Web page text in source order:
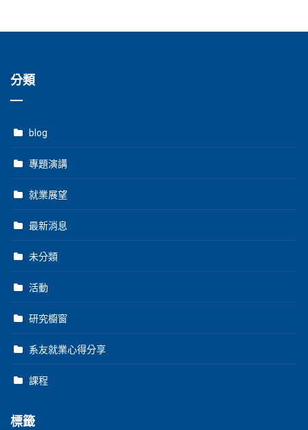
分類
blog
專題演講
就業展望
最新消息
未分類
活動
研究櫥窗
系友就業心得分享
課程
標籤